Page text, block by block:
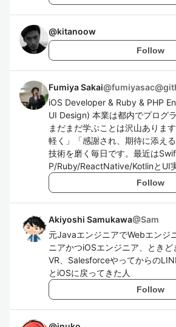
@kitanoow
Follow
Fumiya Sakai@
iOS Developer & Ruby & PHP
UI Design) 本業は都内でプログ
まだまだ学ぶことは沢山ありま
軽く」「感謝され、期待に添え
技術を磨く毎日です。最近は
P/Ruby/ReactNative/KotlinとUI
Follow
Akiyoshi Samukawa@Sam
元JavaエンジニアでWebエンジ
ニアかつiOSエンジニア、ときど
VR、Salesforceやってからの
とiOSに戻ってきた人
Follow